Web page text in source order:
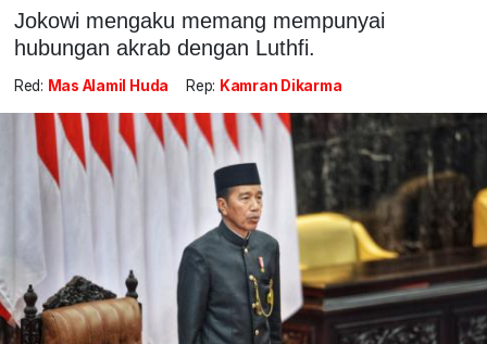
Jokowi mengaku memang mempunyai
hubungan akrab dengan Luthfi.
Red: Mas Alamil Huda Rep: Kamran Dikarma